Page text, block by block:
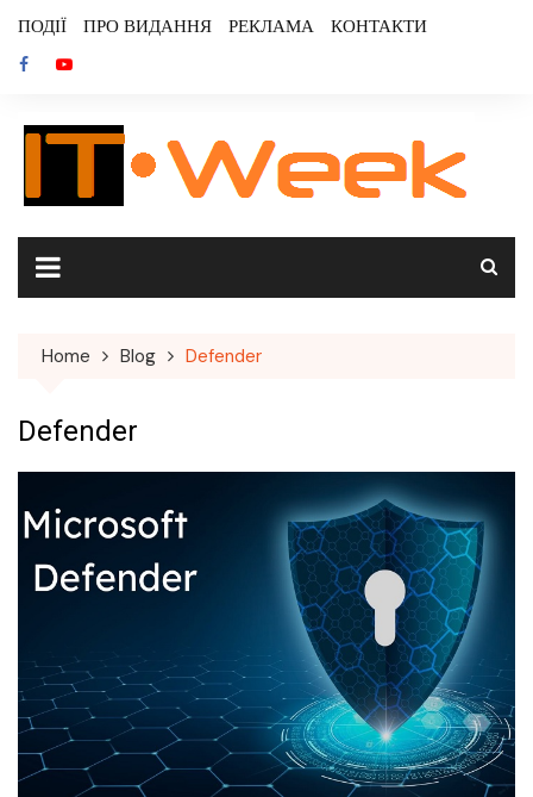
content
ПОДІЇ ПРО ВИДАННЯ РЕКЛАМА КОНТАКТИ
Home Blog Defender
Defender